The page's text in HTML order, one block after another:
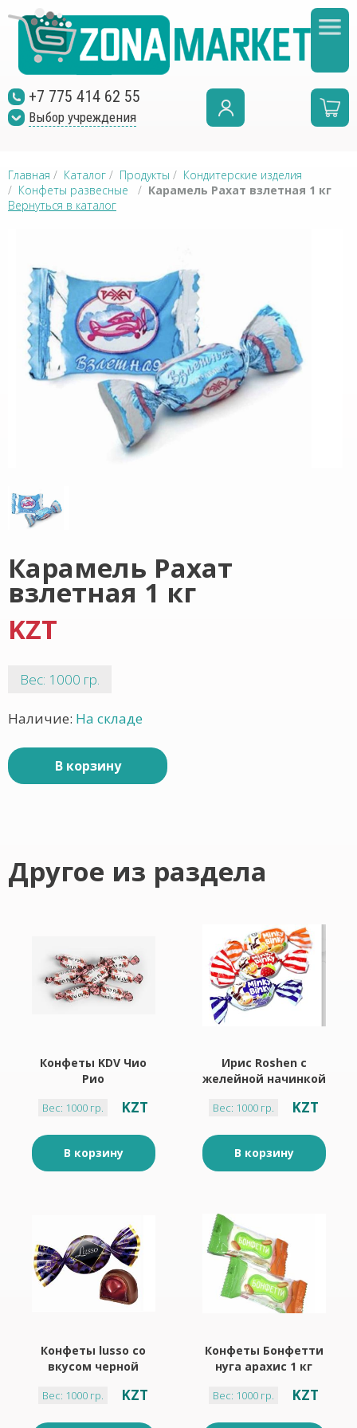
+7 775 414 62 55
Выбор учреждения
Главная / Каталог / Продукты / Кондитерские изделия
/ Конфеты развесные / Карамель Рахат взлетная 1 кг
Вернуться в каталог
Карамель Рахат
взлетная 1 кг
KZT
Вес: 1000 гр.
Наличие: На складе
В корзину
Другое из раздела
Конфеты KDV Чио
Рио
Вес: 1000 гр. KZT
В корзину
Ирис Roshen с
желейной начинкой
Вес: 1000 гр. KZT
В корзину
Конфеты lusso со
вкусом черной
Вес: 1000 гр. KZT
Конфеты Бонфетти
нуга арахис 1 кг
Вес: 1000 гр. KZT